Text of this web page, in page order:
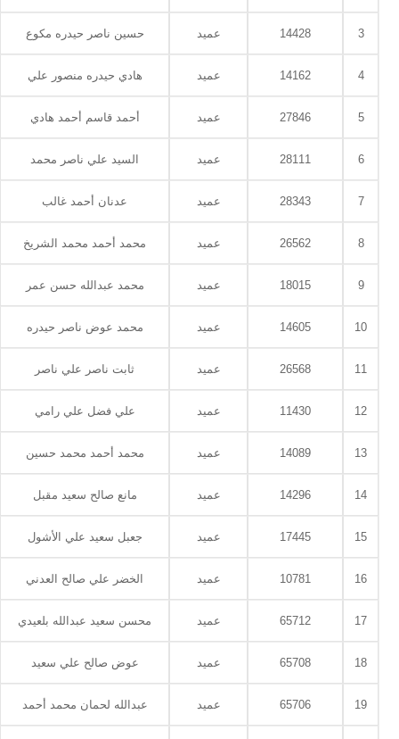
3
14428 عميد حسين ناصر حيدره مكوع
4
14162 عميد هادي حيدره منصور علي
5
27846 عميد أحمد قاسم أحمد هادي
6
28111 عميد السيد علي ناصر محمد
7
28343 عميد عدنان أحمد غالب
8
26562 عميد محمد أحمد محمد الشريخ
9
18015 عميد محمد عبدالله حسن عمر
10
14605 عميد محمد عوض ناصر حيدره
11
26568 عميد ثابت ناصر علي ناصر
12
11430 عميد علي فضل علي رامي
13
14089 عميد محمد أحمد محمد حسين
14
14296 عميد مانع صالح سعيد مقبل
15
17445 عميد جعبل سعيد علي الأشول
16
10781 عميد الخضر علي صالح العدني
17
65712 عميد محسن سعيد عبدالله بلعيدي
18
65708 عميد عوض صالح علي سعيد
19
65706 عميد عبدالله لحمان محمد أحمد